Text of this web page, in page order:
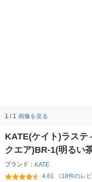
1 / 1 画像を見る
KATE(ケイト)ラステ
クエア)BR-1(明るい
ブランド： KATE
4.61 （18件のレビ